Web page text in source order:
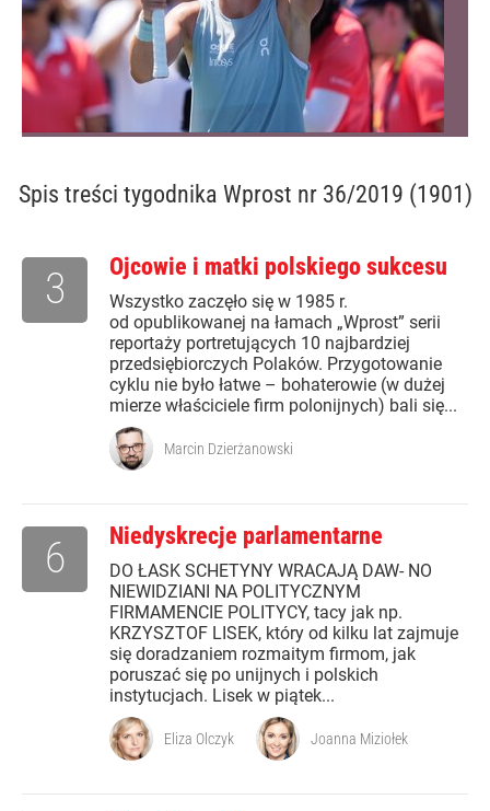
Spis treści tygodnika Wprost nr 36/2019 (1901)
Ojcowie i matki polskiego sukcesu
Wszystko zaczęło się w 1985 r.
od opublikowanej na łamach „Wprost” serii
reportaży portretujących 10 najbardziej
przedsiębiorczych Polaków. Przygotowanie
cyklu nie było łatwe – bohaterowie (w dużej
mierze właściciele firm polonijnych) bali się...
3
Marcin Dzierżanowski
Niedyskrecje parlamentarne
DO ŁASK SCHETYNY WRACAJĄ DAW- NO
NIEWIDZIANI NA POLITYCZNYM
FIRMAMENCIE POLITYCY, tacy jak np.
KRZYSZTOF LISEK, który od kilku lat zajmuje
się doradzaniem rozmaitym firmom, jak
poruszać się po unijnych i polskich
instytucjach. Lisek w piątek...
6
Eliza Olczyk Joanna Miziołek